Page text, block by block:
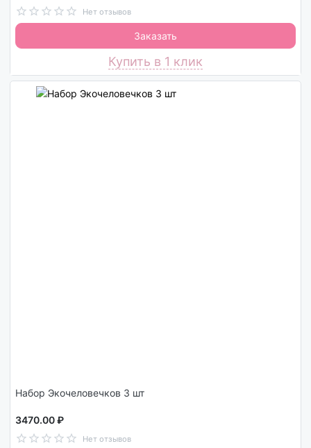
Нет отзывов
Заказать
Купить в 1 клик
Набор Экочеловечков 3 шт
3470.00 ₽
Нет отзывов